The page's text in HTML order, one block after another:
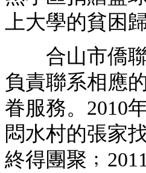
上大學的貧困
合山市僑聯
負責聯系相應
眷服務。2010
悶水村的張家
終得團聚